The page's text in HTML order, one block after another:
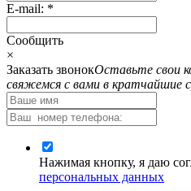
E-mail: *
Cообщить
×
Заказать звонокОставьте свои
свяжемся с вами в кратчайшие
Нажимая кнопку, я даю
персональных данных